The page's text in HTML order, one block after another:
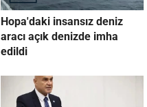
Hopa'daki insansız deniz
aracı açık denizde imha
edildi